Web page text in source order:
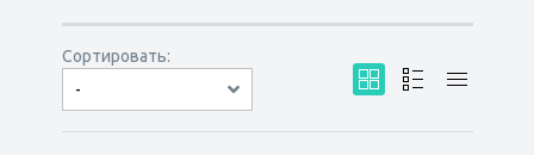
Сортировать:
-
по дате
по популярности
сначала дешёвые
сначала дорогие